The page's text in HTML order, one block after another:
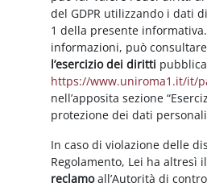
del GDPR utilizzando i dati
1 della presente
informazioni, può
l’esercizio dei diritti
https://www.uniroma1.it/it/
nell’apposita sezione
protezione dei dati
In caso di violazione delle
Regolamento, Lei ha
reclamoall’Autorità di